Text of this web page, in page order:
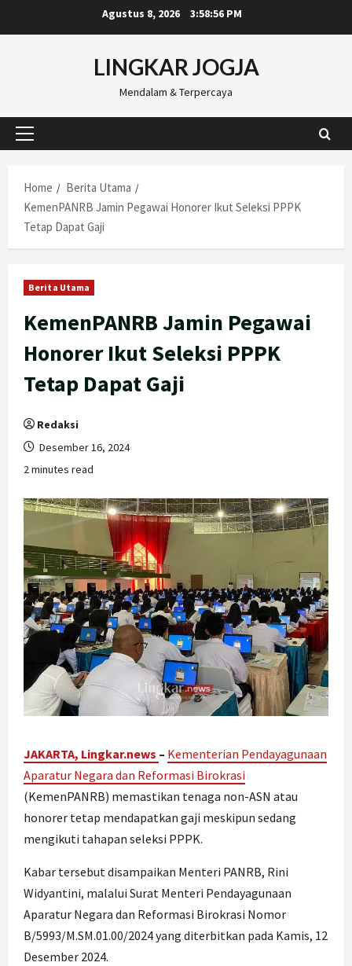
to
Agustus 8, 2026 3:58:57 PM
LINGKAR JOGJA
Mendalam & Terpercaya
Primary
Home
Berita Utama
KemenPANRB Jamin Pegawai Honorer Ikut Seleksi PPPK
Tetap Dapat Gaji
Berita Utama
KemenPANRB Jamin Pegawai
Honorer Ikut Seleksi PPPK
Tetap Dapat Gaji
Redaksi
Desember 16, 2024
2 minutes read
JAKARTA, Lingkar.news – Kementerian Pendayagunaan
Aparatur Negara dan Reformasi Birokrasi
(KemenPANRB) memastikan tenaga non-ASN atau
honorer tetap mendapatkan gaji meskipun sedang
mengikuti tahapan seleksi PPPK.
Kabar tersebut disampaikan Menteri PANRB, Rini
Widyantini, malalui Surat Menteri Pendayagunaan
Aparatur Negara dan Reformasi Birokrasi Nomor
B/5993/M.SM.01.00/2024 yang diterbitkan pada Kamis, 12
Desember 2024.